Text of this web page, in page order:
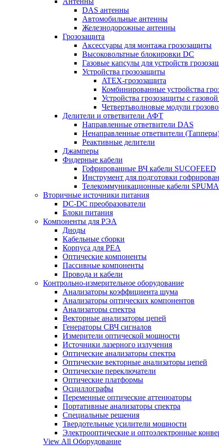
DAS антенны
Автомобильные антенны
Железнодорожные антенны
Грозозащита
Аксессуары для монтажа грозозащиты
Высоковольтные блокировки DC
Газовые капсулы для устройств
Устройства грозозащиты
ATEX-грозозащита
Комбинированные устройства
Устройства грозозащиты с
Четвертьволновые модули
Делители и ответвители АФТ
Направленные ответвители DAS
Ненаправленные ответвители
Реактивные делители
Джамперы
Фидерные кабели
Гофрированные ВЧ кабели SUCOFEED
Инструмент для подготовки
Телекоммуникационные кабели SPUMA
Вторичные источники питания
DC-DC преобразователи
Блоки питания
Компоненты для РЭА
Диоды
Кабельные сборки
Корпуса для РЕА
Оптические компоненты
Пассивные компоненты
Провода и кабели
Контрольно-измерительное оборудование
Анализаторы коэффициента шума
Анализаторы оптических компонентов
Анализаторы спектра
Векторные анализаторы цепей
Генераторы СВЧ сигналов
Измерители оптической мощности
Источники лазерного излучения
Оптические анализаторы спектра
Оптические векторные анализаторы цепей
Оптические переключатели
Оптические платформы
Осциллографы
Переменные оптические аттенюаторы
Портативные анализаторы спектра
Специальные решения
Твердотельные усилители мощности
Электрооптические и оптоэлектронные
View All Оборудование